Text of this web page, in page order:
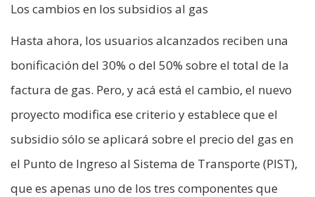
Los cambios en los subsidios al gas
Hasta ahora, los usuarios alcanzados reciben una
bonificación del 30% o del 50% sobre el total de la
factura de gas. Pero, y acá está el cambio, el nuevo
proyecto modifica ese criterio y establece que el
subsidio sólo se aplicará sobre el precio del gas en
el Punto de Ingreso al Sistema de Transporte (PIST),
que es apenas uno de los tres componentes que